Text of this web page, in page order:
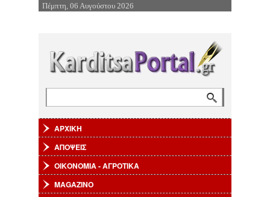
Επιστροφή στην Πλοήγηση
Πέμπτη, 06 Αυγούστου 2026
ΑΡΧΙΚΗ
ΑΠΟΨΕΙΣ
ΟΙΚΟΝΟΜΙΑ - ΑΓΡΟΤΙΚΑ
MAGAZINO